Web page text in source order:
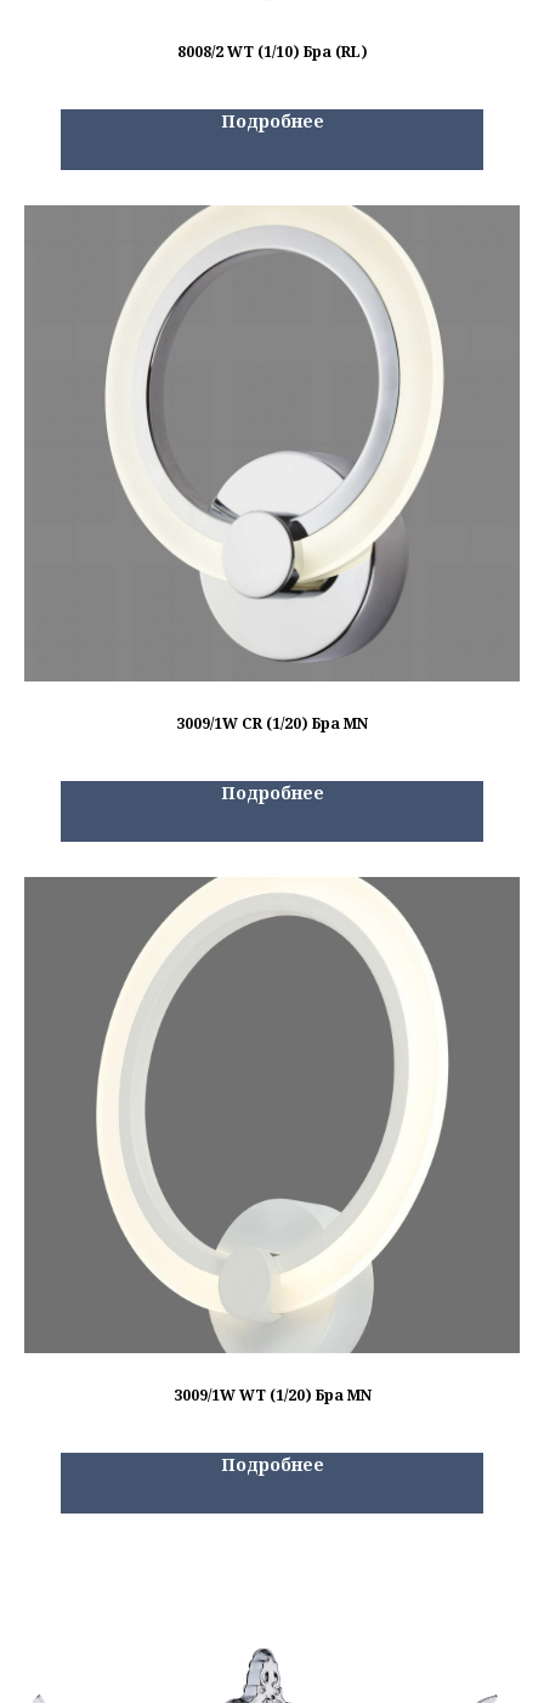
8008/2 WT (1/10) Бра (RL)
Подробнее
3009/1W CR (1/20) Бра MN
Подробнее
3009/1W WT (1/20) Бра MN
Подробнее